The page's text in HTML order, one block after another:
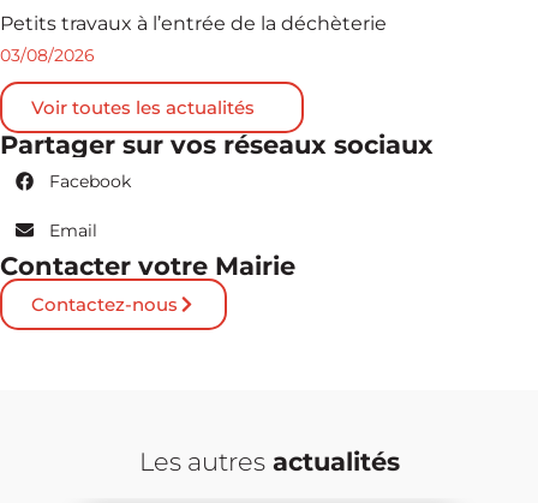
Petits travaux à l’entrée de la déchèterie
03/08/2026
Voir toutes les actualités
Partager sur vos réseaux sociaux
Facebook
Email
Contacter votre Mairie
Contactez-nous
Les autresactualités